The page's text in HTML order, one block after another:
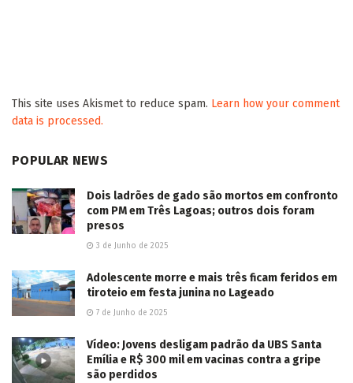
This site uses Akismet to reduce spam. Learn how your comment
data is processed.
POPULAR NEWS
Dois ladrões de gado são mortos em confronto
com PM em Três Lagoas; outros dois foram
presos
3 de Junho de 2025
Adolescente morre e mais três ficam feridos em
tiroteio em festa junina no Lageado
7 de Junho de 2025
Vídeo: Jovens desligam padrão da UBS Santa
Emília e R$ 300 mil em vacinas contra a gripe
são perdidos